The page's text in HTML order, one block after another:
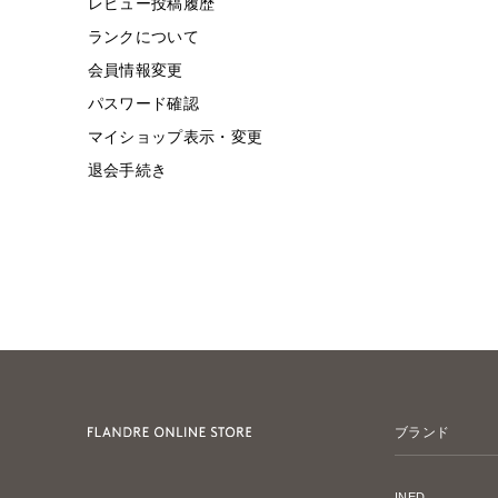
ランクについて
会員情報変更
パスワード確認
マイショップ表示・変更
退会手続き
ブランド